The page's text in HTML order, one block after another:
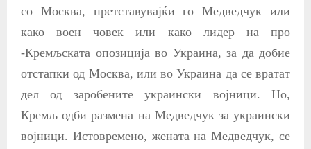
со Москва, претставувајќи го Медведчук или
како воен човек или како лидер на про
-Кремљската опозиција во Украина, за да добие
отстапки од Москва, или во Украина да се вратат
дел од заробените украински војници. Но,
Кремљ одби размена на Медведчук за украински
војници. Истовремено, жената на Медведчук, се